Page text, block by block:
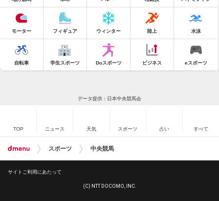
モーター フィギュア ウィンター 陸上 水泳
自転車 学生スポーツ Doスポーツ ビジネス eスポーツ
データ提供：日本中央競馬会
TOP ニュース 天気 スポーツ 占い すべて
スポーツ 中央競馬
サイトご利用にあたって
(C) NTT DOCOMO, INC.